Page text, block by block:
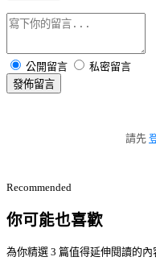
公開留言
私密留言
發佈留言
請先
Recommended
你可能也喜歡
為你精選 3 篇值得延伸閱讀的內